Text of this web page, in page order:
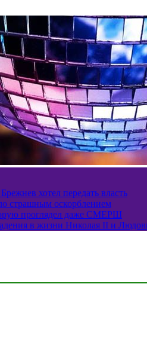
хотел передать власть
страшным оскорблением
проглядел даже СМЕРШ
в жизни Николая II и